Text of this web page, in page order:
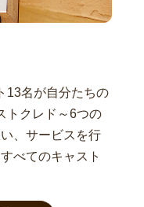
13名が自分たちの
トクレド～6つの
、サービスを行
べてのキャスト